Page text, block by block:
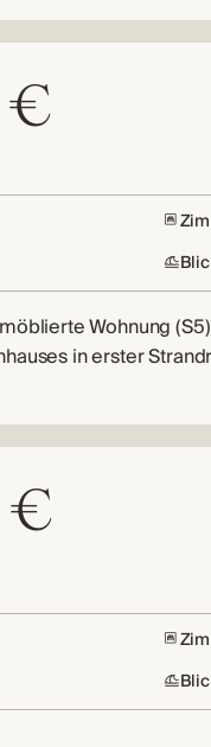
€
Wohnung
in erster
€